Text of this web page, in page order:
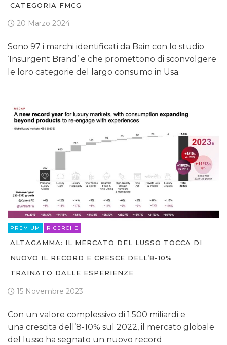
CATEGORIA FMCG
20 Marzo 2024
Sono 97 i marchi identificati da Bain con lo studio
‘Insurgent Brand’ e che promettono di sconvolgere
le loro categorie del largo consumo in Usa.
PREMIUM RICERCHE
ALTAGAMMA: IL MERCATO DEL LUSSO TOCCA DI
NUOVO IL RECORD E CRESCE DELL’8-10%
TRAINATO DALLE ESPERIENZE
15 Novembre 2023
Con un valore complessivo di 1.500 miliardi e
una crescita dell’8-10% sul 2022, il mercato globale
del lusso ha segnato un nuovo record